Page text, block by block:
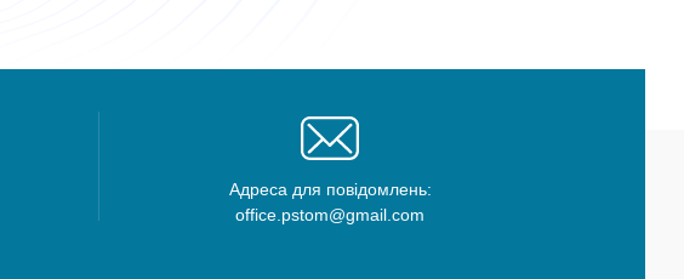
Адреса для повідомлень:
office.pstom@gmail.com